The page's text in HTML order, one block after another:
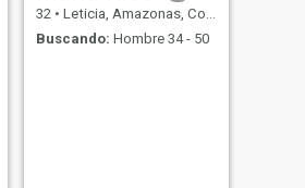
32 • Leticia, Amazonas, Colombia
Buscando: Hombre 34 - 50